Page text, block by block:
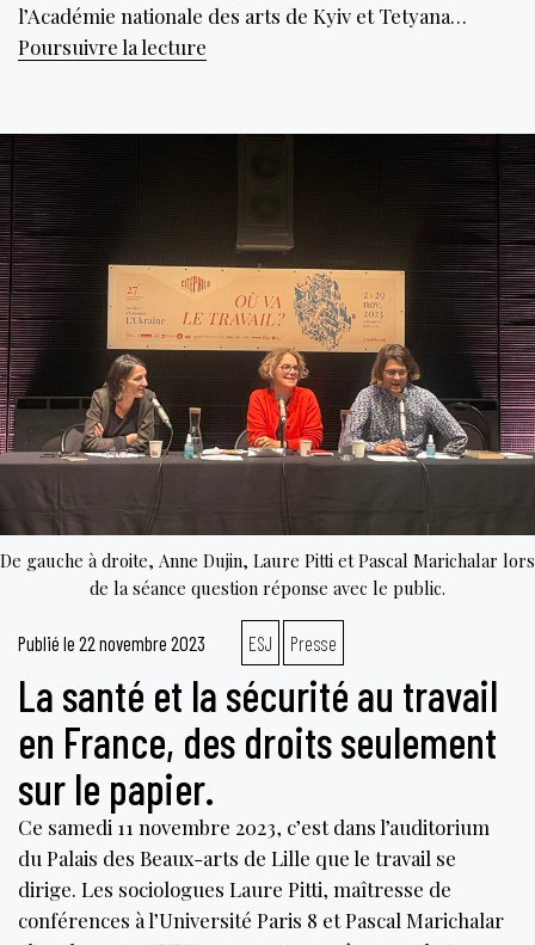
l’Académie nationale des arts de Kyiv et Tetyana…
Poursuivre la lecture
des
part
entière
du
combat
De gauche à droite, Anne Dujin, Laure Pitti et Pascal Marichalar lors
de la séance question réponse avec le public.
Publié le 22 novembre 2023 ESJ Presse
La santé et la sécurité au travail
en France, des droits seulement
sur le papier.
Ce samedi 11 novembre 2023, c’est dans l’auditorium
du Palais des Beaux-arts de Lille que le travail se
dirige. Les sociologues Laure Pitti, maîtresse de
conférences à l’Université Paris 8 et Pascal Marichalar